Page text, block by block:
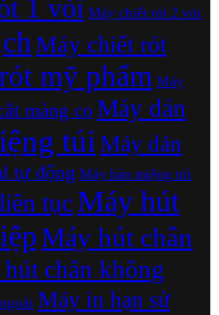
1 vòi Máy chiết rót 2 vòi
Máy chiết rót
mỹ phẩm Máy
màng coMáy dán
túi Máy dán
tự động Máy hàn miệng túi
tụcMáy hút
Máy hút chân
chân không
Máy in hạn sử